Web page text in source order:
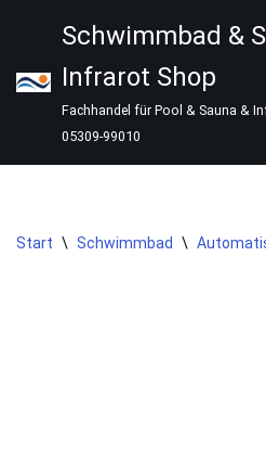
Inhalt
springen
Schwimmbad &
Infrarot Shop
Fachhandel für Pool & Sauna &
05309-99010
Start \ Schwimmbad \